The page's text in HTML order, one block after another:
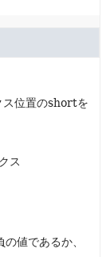
ス位置のshortを
ス
の値であるか、